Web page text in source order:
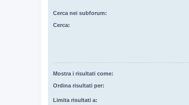
Cerca nei subforum:
Cerca:
Mostra i risultati come:
Ordina risultati per:
Limita risultati a: